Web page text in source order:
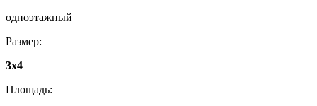
одноэтажный
Размер:
3x4
Площадь: